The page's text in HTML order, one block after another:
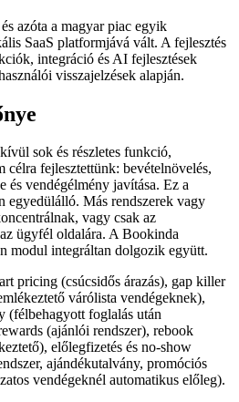
azóta a magyar piac egyik
SaaS platformjává vált. A fejlesztés
integráció és AI fejlesztések
visszajelzések alapján.
sok és részletes funkció,
célra fejlesztettünk: bevételnövelés,
és vendégélmény javítása. Ez a
egyedülálló. Más rendszerek vagy
vagy csak az
ügyfél oldalára. A Bookinda
modul integráltan dolgozik együtt.
pricing (csúcsidős árazás), gap killer
várólista vendégeknek),
(félbehagyott foglalás után
(ajánlói rendszer), rebook
előlegfizetés és no-show
ajándékutalvány, promóciós
vendégeknél automatikus előleg).